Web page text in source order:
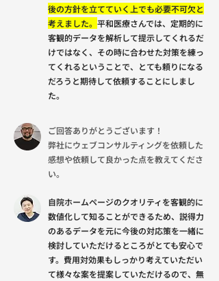
後の方針を立てていく上でも必要不可欠と
考えました。 平和医療さんでは、定期的に
客観的データを解析して提示してくれるだ
けではなく、その時に合わせた対策を練っ
てくれるということで、とても頼りになる
だろうと期待して依頼することにしまし
た。
ご回答ありがとうございます！
弊社にウェブコンサルティングを依頼した
感想や依頼して良かった点を教えてくださ
い。
自院ホームページのクオリティを客観的に
数値化して知ることができるため、説得力
のあるデータを元に今後の対応策を一緒に
検討していただけるところがとても安心で
す。費用対効果もしっかり考えていただい
て様々な案を提案していただけるので、無